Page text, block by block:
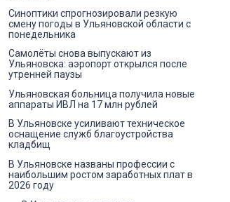
Синоптики спрогнозировали резкую
смену погоды в Ульяновской области с
понедельника
Самолёты снова выпускают из
Ульяновска: аэропорт открылся после
утренней паузы
Ульяновская больница получила новые
аппараты ИВЛ на 17 млн рублей
В Ульяновске усиливают техническое
оснащение служб благоустройства
кладбищ
В Ульяновске названы профессии с
наибольшим ростом заработных плат в
2026 году